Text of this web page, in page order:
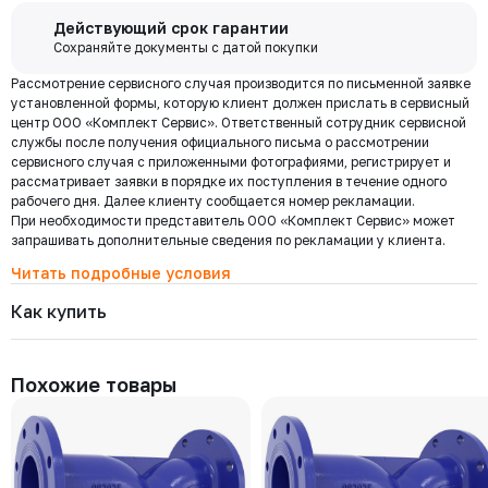
1 914 ₽
6460-010-40
Давление номинальное
РУ 40
Диаметр номинальный
ДУ 10
Наличие
Нет
Цена с НДС
1 436 ₽ Под заказ
6460-008-40
Давление номинальное
РУ 40
Диаметр номинальный
ДУ 8
Наличие
1 436 ₽
Обмен документами через Диадок это обмен и подписание
любых документов без дублирования на бумаге. Приглашаем Вас
приступить к работе по обмену документами в электронном
виде.
Подробнее
Бесплатная
доставка по
Москве и
области при
заказе от 30
000 ₽
Региональная доставка
Мы стремимся сократить издержки по доставке заказов для наших
клиентов!
Москве. Условия доставки до терминалов ТК в других городах
терминала ТК оплачиваются отдельно.
Самовывоз
Осуществляется с
8:00 до 17:30 после полной оплаты заказа и по
предварительной договоренности с менеджером. Важно: Ваш
Действующий срок гарантии
Сохраняйте документы с датой покупки
Рассмотрение сервисного случая производится по письменной заявке
установленной формы, которую клиент должен прислать в сервисный
центр ООО «Комплект Сервис». Ответственный сотрудник сервисной
службы после получения официального письма о рассмотрении
сервисного случая с приложенными фотографиями, регистрирует и
рассматривает заявки в порядке их поступления в течение одного
рабочего дня. Далее клиенту сообщается номер рекламации.
При необходимости представитель ООО «Комплект Сервис» может
запрашивать дополнительные сведения по рекламации у клиента.
Читать подробные условия
Как купить
Выберите товары и добавьте
их в корзину
Заполните данные, выберите
доставку
Похожие товары